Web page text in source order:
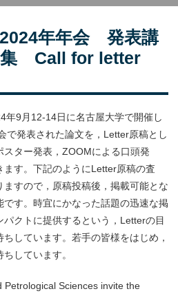
2024年年会 発表講
集 Call for letter
年9月12-14日に名古屋大学で開催し
で発表された論文を，Letter原稿とし
ター発表，ZOOMによる口頭発
す。下記のようにLetter原稿の査
すので，原稿投稿後，掲載可能とな
す。時宜にかなった話題の迅速な掲
クトに提供するという，Letterの目
しています。若手の皆様をはじめ，
しています。
Sciences invite the